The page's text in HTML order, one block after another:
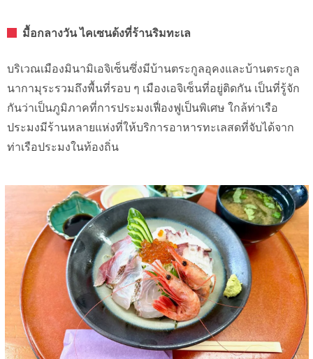
มื้อกลางวัน ไคเซนด้งที่ร้านริมทะเล
บริเวณเมืองมินามิเอจิเซ็นซึ่งมีบ้านตระกูลอุคงและบ้านตระกูล
นากามุระรวมถึงพื้นที่รอบ ๆ เมืองเอจิเซ็นที่อยู่ติดกัน เป็นที่รู้จัก
กันว่าเป็นภูมิภาคที่การประมงเฟื่องฟูเป็นพิเศษ ใกล้ท่าเรือ
ประมงมีร้านหลายแห่งที่ให้บริการอาหารทะเลสดที่จับได้จาก
ท่าเรือประมงในท้องถิ่น